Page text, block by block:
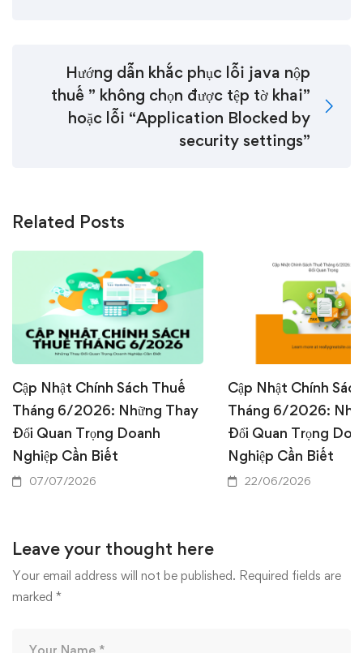
Hướng dẫn khắc phục lỗi java nộp
thuế ” không chọn được tệp tờ khai”
hoặc lỗi “Application Blocked by
security settings”
Related Posts
Cập Nhật Chính Sách Thuế
Tháng 6/2026: Những Thay
Đổi Quan Trọng Doanh
Nghiệp Cần Biết
07/07/2026
Cập Nhật Chính
Tháng 6/2026:
Đổi Quan Trọng
Nghiệp Cần Biết
22/06/2026
Leave your thought here
Your email address will not be published. Required fields are
marked *